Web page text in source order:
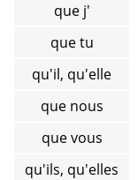
que j'
que tu
qu'il, qu'elle
que nous
que vous
qu'ils, qu'elles